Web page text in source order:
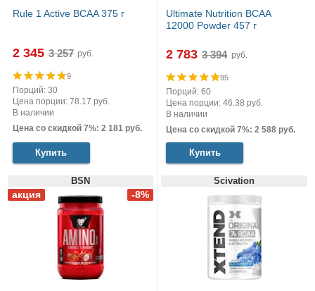
Rule 1 Active BCAA 375 г
2 345 руб.
9
Порций: 30
Цена порции: 78.17 руб.
В наличии
Цена со скидкой 7%: 2 181 руб.
Купить
Ultimate Nutrition BCAA
12000 Powder 457 г
2 783 руб.
95
Порций: 60
Цена порции: 46.38 руб.
В наличии
Цена со скидкой 7%: 2 588 руб.
Купить
BSN Scivation